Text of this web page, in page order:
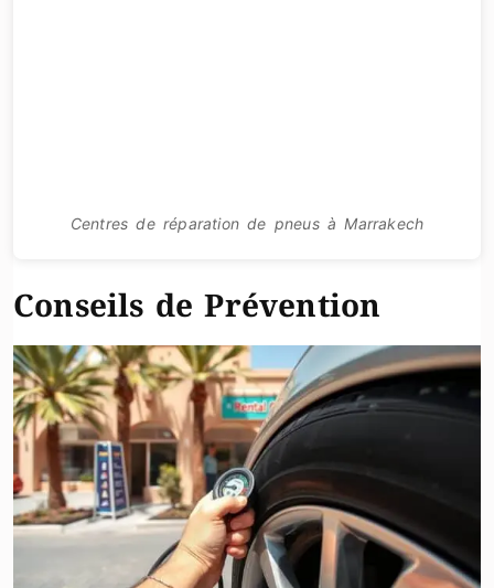
Centres de réparation de pneus à Marrakech
Conseils de Prévention